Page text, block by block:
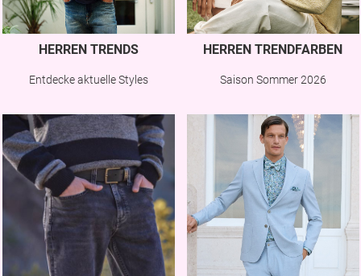
HERREN TRENDS
Entdecke aktuelle Styles
HERREN TRENDFARBEN
Saison Sommer 2026